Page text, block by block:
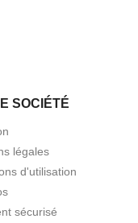
SOCIÉTÉ
légales
d'utilisation
sécurisé